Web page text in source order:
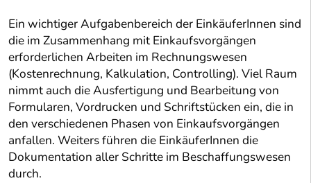
Ein wichtiger Aufgabenbereich der EinkäuferInnen sind
die im Zusammenhang mit Einkaufsvorgängen
erforderlichen Arbeiten im Rechnungswesen
(Kostenrechnung, Kalkulation, Controlling). Viel Raum
nimmt auch die Ausfertigung und Bearbeitung von
Formularen, Vordrucken und Schriftstücken ein, die in
den verschiedenen Phasen von Einkaufsvorgängen
anfallen. Weiters führen die EinkäuferInnen die
Dokumentation aller Schritte im Beschaffungswesen
durch.